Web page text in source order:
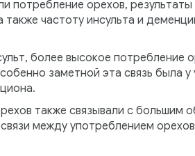
потребление орехов,
частоту инсульта и
более высокое потребление
заметной эта связь была
также связывали с
между употреблением